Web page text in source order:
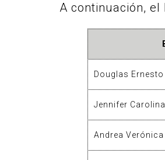
A continuación, el
Douglas
Jennifer
Andrea Verónica